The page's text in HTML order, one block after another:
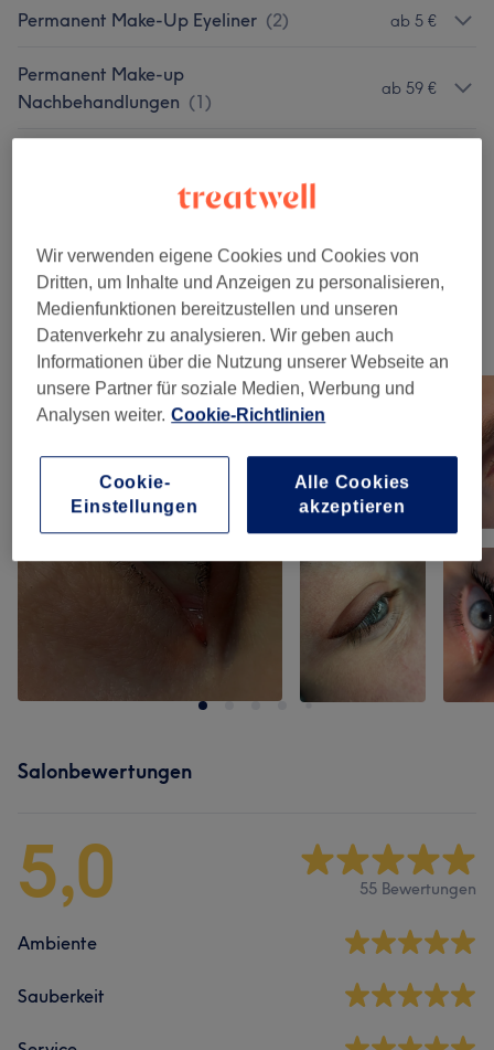
Permanent Make-Up Eyeliner (2) ab 5 €
Permanent Make-up
Nachbehandlungen (1)
ab 59 €
Professional Make-Up Training ( 1)
Fineline Tattoo ( 1) 79 €
Unsere Arbeit
Bild anklicken für weitere Details
Salonbewertungen
5,0 55 Bewertungen
Ambiente
Sauberkeit
Wir verwenden eigene Cookies und Cookies von
Dritten, um Inhalte und Anzeigen zu personalisieren,
Medienfunktionen bereitzustellen und unseren
Datenverkehr zu analysieren. Wir geben auch
Informationen über die Nutzung unserer Webseite an
unsere Partner für soziale Medien, Werbung und
Analysen weiter. Cookie-Richtlinien
Cookie-
Einstellungen
Alle Cookies
akzeptieren